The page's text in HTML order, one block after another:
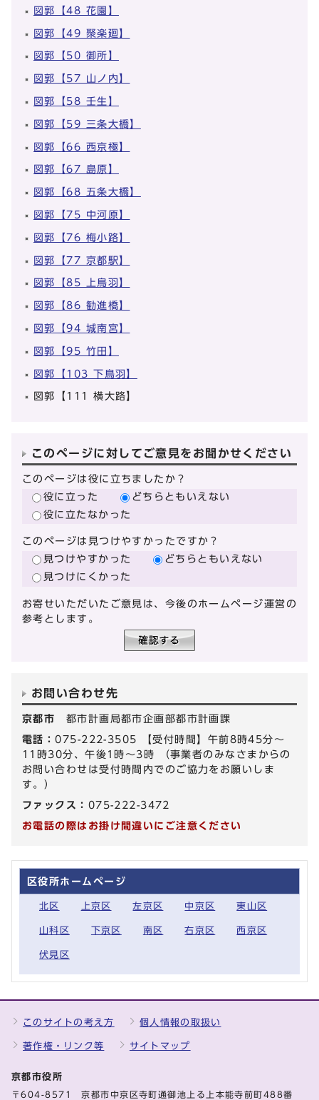
図郭【48 花園】
図郭【49 聚楽廻】
図郭【50 御所】
図郭【57 山ノ内】
図郭【58 壬生】
図郭【59 三条大橋】
図郭【66 西京極】
図郭【67 島原】
図郭【68 五条大橋】
図郭【75 中河原】
図郭【76 梅小路】
図郭【77 京都駅】
図郭【85 上鳥羽】
図郭【86 勧進橋】
図郭【94 城南宮】
図郭【95 竹田】
図郭【103 下鳥羽】
図郭【111 横大路】
このページに対してご意見をお聞かせください
このページは役に立ちましたか？
役に立った
どちらともいえない
役に立たなかった
このページは見つけやすかったですか？
見つけやすかった
どちらともいえない
見つけにくかった
お寄せいただいたご意見は、今後のホームページ運営の
参考とします。
お問い合わせ先
京都市 都市計画局都市企画部都市計画課
電話：075-222-3505 【受付時間】午前8時45分～
11時30分、午後1時～3時 （事業者のみなさまからの
お問い合わせは受付時間内でのご協力をお願いしま
す。）
ファックス： 075-222-3472
お電話の際はお掛け間違いにご注意ください
区役所ホームページ
北区 上京区 左京区 中京区 東山区
山科区 下京区 南区 右京区 西京区
伏見区
このサイトの考え方 個人情報の取扱い
著作権・リンク等 サイトマップ
京都市役所
〒604-8571 京都市中京区寺町通御池上る上本能寺前町488番